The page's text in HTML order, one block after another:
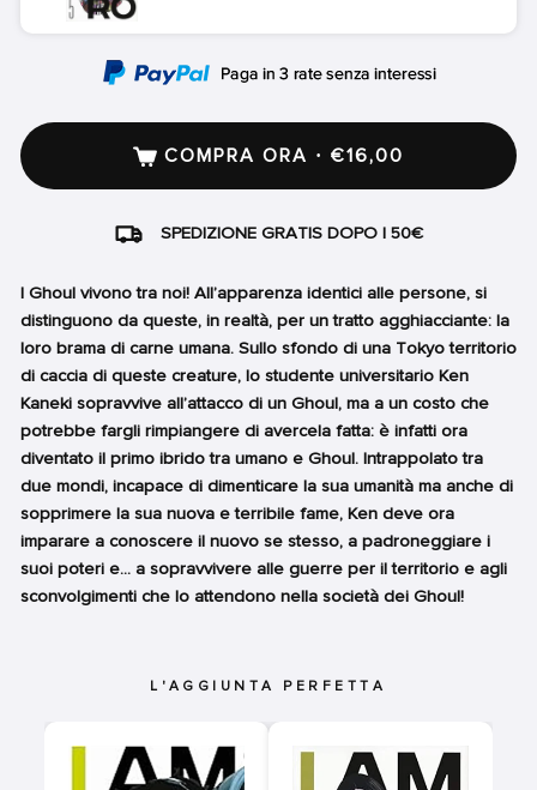
COMPRA ORA · €16,00
SPEDIZIONE GRATIS DOPO I 50€
I Ghoul vivono tra noi! All’apparenza identici alle persone, si
distinguono da queste, in realtà, per un tratto agghiacciante: la
loro brama di carne umana. Sullo sfondo di una Tokyo territorio
di caccia di queste creature, lo studente universitario Ken
Kaneki sopravvive all’attacco di un Ghoul, ma a un costo che
potrebbe fargli rimpiangere di avercela fatta: è infatti ora
diventato il primo ibrido tra umano e Ghoul. Intrappolato tra
due mondi, incapace di dimenticare la sua umanità ma anche di
sopprimere la sua nuova e terribile fame, Ken deve ora
imparare a conoscere il nuovo se stesso, a padroneggiare i
suoi poteri e... a sopravvivere alle guerre per il territorio e agli
sconvolgimenti che lo attendono nella società dei Ghoul!
L'AGGIUNTA PERFETTA